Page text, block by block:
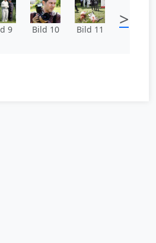
9 Bild 10 Bild 11 >